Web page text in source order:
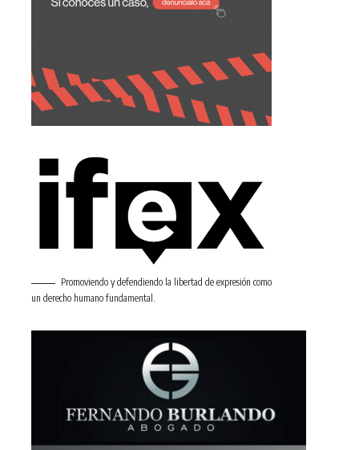
Promoviendo y defendiendo la libertad de expresión como
un derecho humano fundamental.